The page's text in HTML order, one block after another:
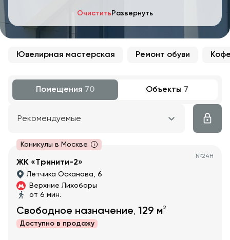
ОчиститьРазвернуть
Ювелирная мастерская Ремонт обуви
Помещения 70 Объекты 7
Рекомендуемые
Каникулы в Москве
№24Н
ЖК «Тринити-2»
Лётчика Осканова, 6
Верхние Лихоборы
от 6 мин.
Свободное назначение, 129 м2
Доступно в продажу